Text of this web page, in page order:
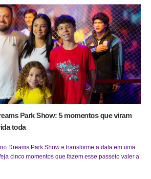
Park Show: 5 momentos que viram
toda
Dreams Park Show e transforme a data em uma
cinco momentos que fazem esse passeio valer a